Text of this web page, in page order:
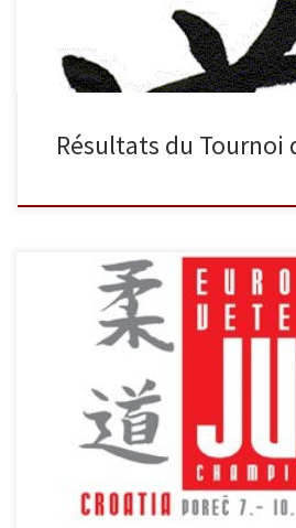
Résultats du Tournoi
Du jeudi 7 octobre au dimanche 10
résultats de nos judokas. F2 -57 kg
d’Europe M2 -90 kg Eric Masina est vice-
kg Christophe Vandesbosh termine